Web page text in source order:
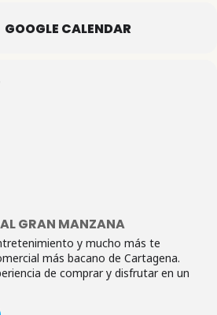
GOOGLE CALENDAR
GRAN MANZANA
y mucho más te
más bacano de Cartagena.
de comprar y disfrutar en un